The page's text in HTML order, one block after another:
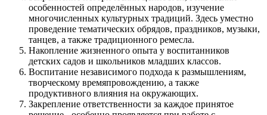
особенностей определённых народов, изучение
многочисленных культурных традиций. Здесь уместно
проведение тематических обрядов, праздников, музыки,
танцев, а также традиционного ремесла.
Накопление жизненного опыта у воспитанников
детских садов и школьников младших классов.
Воспитание независимого подхода к размышлениям,
творческому времяпровождению, а также
продуктивного влияния на окружающих.
Закрепление ответственности за каждое принятое